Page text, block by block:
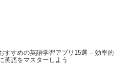
すすめの英語学習アプリ15選 – 効率的
英語をマスターしよう